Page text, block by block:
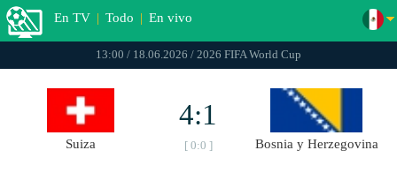
En TV | Todo | En vivo
13:00 / 18.06.2026 / 2026 FIFA World Cup
Suiza
4:1
[ 0:0 ] Bosnia y Herzegovina